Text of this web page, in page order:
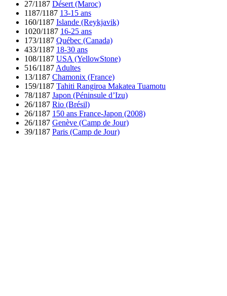
27/1187 Désert (Maroc)
1187/1187 13-15 ans
160/1187 Islande (Reykjavik)
1020/1187 16-25 ans
173/1187 Québec (Canada)
433/1187 18-30 ans
108/1187 USA (YellowStone)
516/1187 Adultes
13/1187 Chamonix (France)
159/1187 Tahiti Rangiroa Makatea Tuamotu
78/1187 Japon (Péninsule d’Izu)
26/1187 Rio (Brésil)
26/1187 150 ans France-Japon (2008)
26/1187 Genève (Camp de Jour)
39/1187 Paris (Camp de Jour)